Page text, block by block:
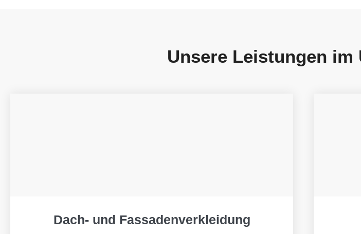
Unsere Leistungen im
Dach- und Fassadenverkleidung